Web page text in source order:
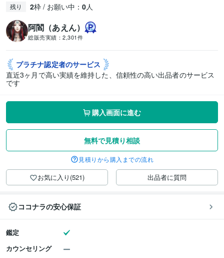
残り 2枠 / お願い中： 0人
阿閻（あえん）
総販売実績： 2,301件
プラチナ認定者のサービス
直近3ヶ月で高い実績を維持した、信頼性の高い出品者のサービス
です
購入画面に進む
無料で見積り相談
見積りから購入までの流れ
お気に入り(521) 出品者に質問
ココナラの安心保証
鑑定
カウンセリング